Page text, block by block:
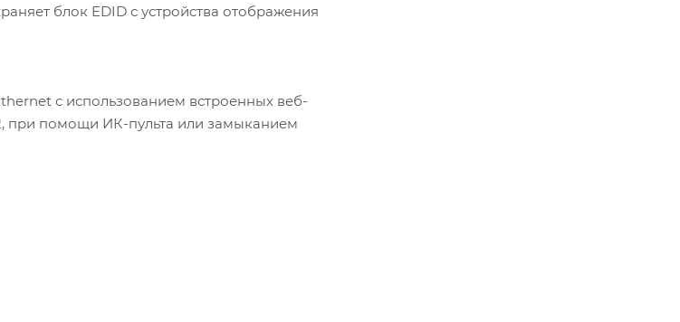
блок EDID с устройства отображения
с использованием встроенных веб-
при помощи ИК-пульта или замыканием